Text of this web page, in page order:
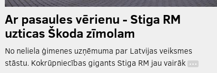
Ar pasaules vērienu - Stiga RM
uzticas Škoda zīmolam
No neliela ģimenes uzņēmuma par Latvijas veiksmes
stāstu. Kokrūpniecības gigants Stiga RM jau vairāk …